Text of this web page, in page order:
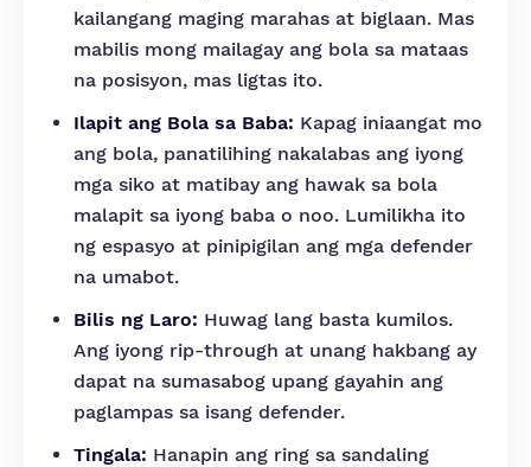
kailangang maging marahas at biglaan. Mas
mabilis mong mailagay ang bola sa mataas
na posisyon, mas ligtas ito.
Ilapit ang Bola sa Baba: Kapag iniaangat mo
ang bola, panatilihing nakalabas ang iyong
mga siko at matibay ang hawak sa bola
malapit sa iyong baba o noo. Lumilikha ito
ng espasyo at pinipigilan ang mga defender
na umabot.
Bilis ng Laro: Huwag lang basta kumilos.
Ang iyong rip-through at unang hakbang ay
dapat na sumasabog upang gayahin ang
paglampas sa isang defender.
Tingala: Hanapin ang ring sa sandaling